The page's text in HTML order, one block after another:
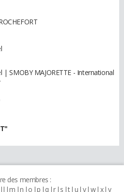
| SMOBY MAJORETTE - International
des membres :
l m n o p q r s t u v w x y